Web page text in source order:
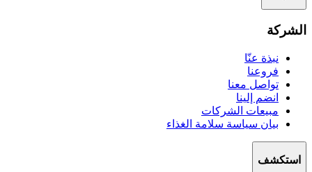
الشركة
نبذة عنّا
فروعنا
تواصل معنا
انضم إلينا
مبيعات الشركات
بيان سياسة سلامة الغذاء
استكشف